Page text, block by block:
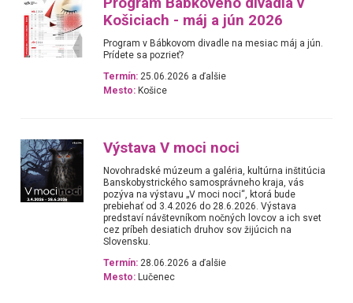
Košiciach - máj a jún 2026
Program v Bábkovom divadle na mesiac máj a jún.
Prídete sa pozrieť?
Termín: 25.06.2026 a ďalšie
Mesto: Košice
Výstava V moci noci
Novohradské múzeum a galéria, kultúrna inštitúcia
Banskobystrického samosprávneho kraja, vás
pozýva na výstavu „V moci noci“, ktorá bude
prebiehať od 3.4.2026 do 28.6.2026. Výstava
predstaví návštevníkom nočných lovcov a ich svet
cez príbeh desiatich druhov sov žijúcich na
Slovensku.
Termín: 28.06.2026 a ďalšie
Mesto: Lučenec